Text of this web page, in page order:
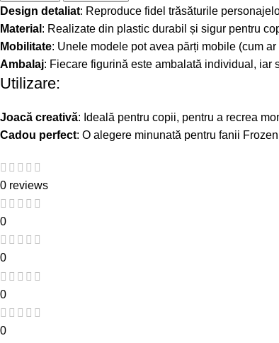
Design detaliat: Reproduce fidel trăsăturile
Material : Realizate din plastic durabil și sigur pentru
Mobilitate: Unele modele pot avea părți mobile (cum
Ambalaj: Fiecare figurină este ambalată individual, iar
Utilizare:
Joacă creativă: Ideală pentru copii, pentru a recrea
Cadou perfect: O alegere minunată pentru fanii
0 reviews
0
0
0
0